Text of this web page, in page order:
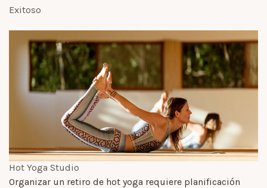
Exitoso
Hot Yoga Studio
Organizar un retiro de hot yoga requiere planificación